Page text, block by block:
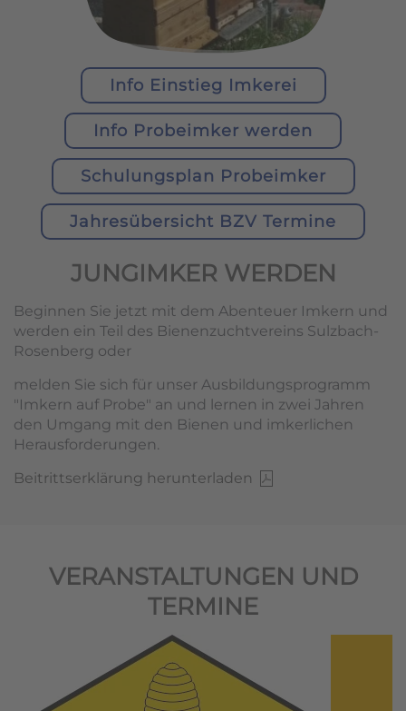
Info Einstieg Imkerei
Info Probeimker werden
Schulungsplan Probeimker
Jahresübersicht BZV Termine
JUNGIMKER WERDEN
Beginnen Sie jetzt mit dem Abenteuer Imkern und
werden ein Teil des Bienenzuchtvereins Sulzbach-
Rosenberg oder
melden Sie sich für unser Ausbildungsprogramm
"Imkern auf Probe" an und lernen in zwei Jahren
den Umgang mit den Bienen und imkerlichen
Herausforderungen.
Beitrittserklärung herunterladen
VERANSTALTUNGEN UND
TERMINE